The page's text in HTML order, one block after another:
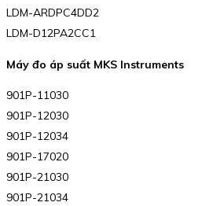
LDM-ARDPC4DD2
LDM-D12PA2CC1
Máy đo áp suất MKS Instruments
901P-11030
901P-12030
901P-12034
901P-17020
901P-21030
901P-21034